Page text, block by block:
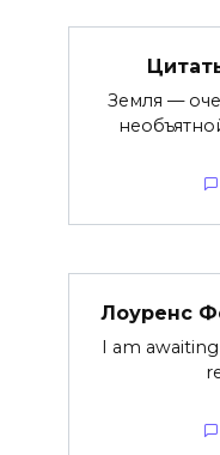
Земля —
Лоуренс
I am